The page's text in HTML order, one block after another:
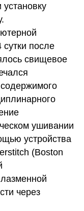
после
свищевое
ушивании
устройства
(Boston
через